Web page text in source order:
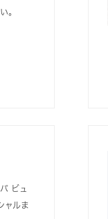
。
ビュ
ャルま